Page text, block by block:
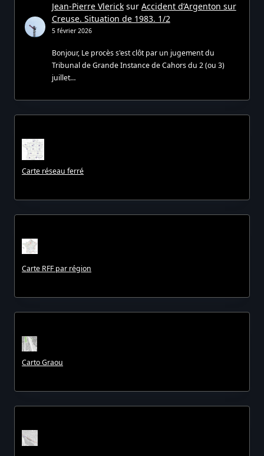
Jean-Pierre Vlericksur Accident d’Argenton sur
Creuse. Situation de 1983. 1/2
5 février 2026
Bonjour, Le procès s'est clôt par un jugement du
Tribunal de Grande Instance de Cahors du 2 (ou 3)
juillet…
Carte réseau ferré
Carte RFF par région
Carto Graou